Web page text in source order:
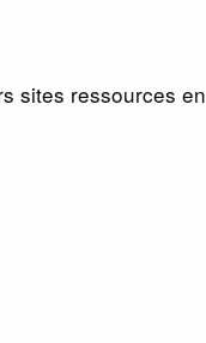
sites ressources en